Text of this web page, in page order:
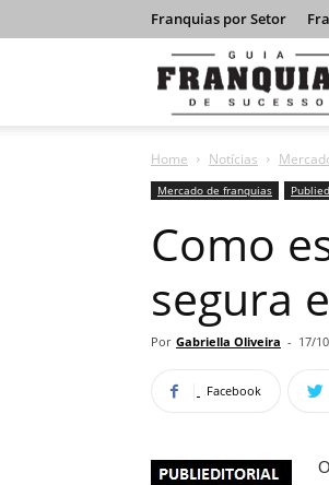
Franquias por Setor
Home Notícias
Mercado de franquias
Como
segura
Por Gabriella Oliveira - 17/
Facebook